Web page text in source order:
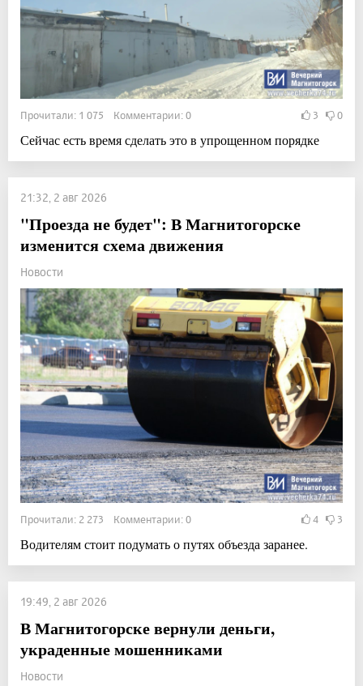
Прочитали: 1 075 Комментарии: 0 3 0
Сейчас есть время сделать это в упрощенном порядке
21:32, 2 авг 2026
"Проезда не будет": В Магнитогорске
изменится схема движения
Новости
Прочитали: 2 273 Комментарии: 0 4 3
Водителям стоит подумать о путях объезда заранее.
19:49, 2 авг 2026
В Магнитогорске вернули деньги,
украденные мошенниками
Новости